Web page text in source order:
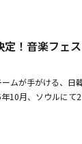
レーションや2種類
」を本日11日に
4公演で一般指定
14日には「ROCK
グループとして初
止まれ」トラック
ェス「Concrete
アリーナMM、9月
2025」への出演
ILLITの活動から目
9月1日（月）予定
。あらかじめご了
た猫（Do the
キャラクターコラ
円（税込）〇
をたくさん聞いて
ボできて本当に嬉
ドキしていたので
きました。イム・
た。レコーディン
んそれぞれ個性が
たが、K-POPとJ-
情を示してきた。
）」のコンテンツ
全方向美少女」を
点が生まれ、国籍
士でデートをする
彼女たちのエネル
定！音楽フェ
ムが手がける、日
10月、ソウルにて
ティスト第1弾とし